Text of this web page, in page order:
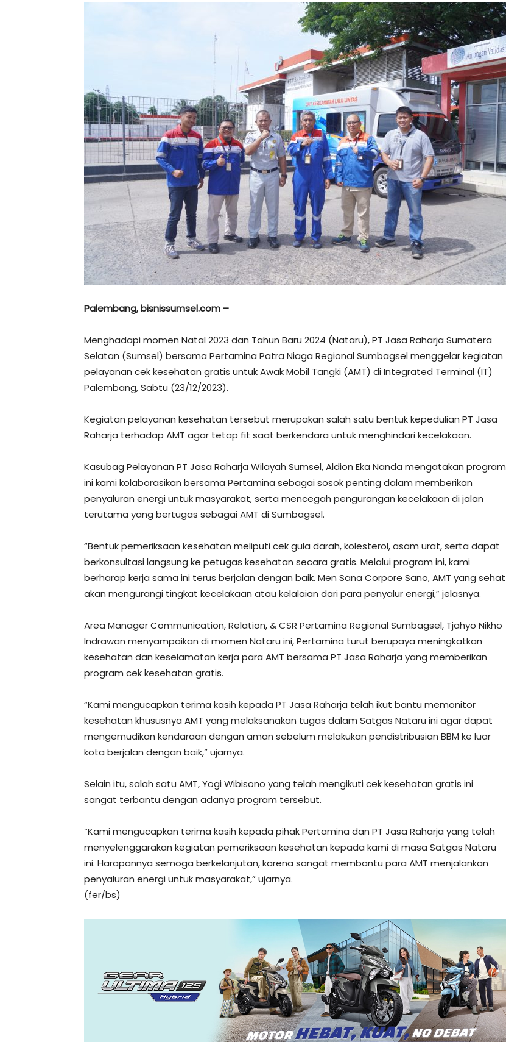
Palembang, bisnissumsel.com –
Menghadapi momen Natal 2023 dan Tahun Baru 2024 (Nataru), PT Jasa Raharja Sumatera
Selatan (Sumsel) bersama Pertamina Patra Niaga Regional Sumbagsel menggelar kegiatan
pelayanan cek kesehatan gratis untuk Awak Mobil Tangki (AMT) di Integrated Terminal (IT)
Palembang, Sabtu (23/12/2023).
Kegiatan pelayanan kesehatan tersebut merupakan salah satu bentuk kepedulian PT Jasa
Raharja terhadap AMT agar tetap fit saat berkendara untuk menghindari kecelakaan.
Kasubag Pelayanan PT Jasa Raharja Wilayah Sumsel, Aldion Eka Nanda mengatakan program
ini kami kolaborasikan bersama Pertamina sebagai sosok penting dalam memberikan
penyaluran energi untuk masyarakat, serta mencegah pengurangan kecelakaan di jalan
terutama yang bertugas sebagai AMT di Sumbagsel.
“Bentuk pemeriksaan kesehatan meliputi cek gula darah, kolesterol, asam urat, serta dapat
berkonsultasi langsung ke petugas kesehatan secara gratis. Melalui program ini, kami
berharap kerja sama ini terus berjalan dengan baik. Men Sana Corpore Sano, AMT yang sehat
akan mengurangi tingkat kecelakaan atau kelalaian dari para penyalur energi,” jelasnya.
Area Manager Communication, Relation, & CSR Pertamina Regional Sumbagsel, Tjahyo Nikho
Indrawan menyampaikan di momen Nataru ini, Pertamina turut berupaya meningkatkan
kesehatan dan keselamatan kerja para AMT bersama PT Jasa Raharja yang memberikan
program cek kesehatan gratis.
“Kami mengucapkan terima kasih kepada PT Jasa Raharja telah ikut bantu memonitor
kesehatan khususnya AMT yang melaksanakan tugas dalam Satgas Nataru ini agar dapat
mengemudikan kendaraan dengan aman sebelum melakukan pendistribusian BBM ke luar
kota berjalan dengan baik,” ujarnya.
Selain itu, salah satu AMT, Yogi Wibisono yang telah mengikuti cek kesehatan gratis ini
sangat terbantu dengan adanya program tersebut.
“Kami mengucapkan terima kasih kepada pihak Pertamina dan PT Jasa Raharja yang telah
menyelenggarakan kegiatan pemeriksaan kesehatan kepada kami di masa Satgas Nataru
ini. Harapannya semoga berkelanjutan, karena sangat membantu para AMT menjalankan
penyaluran energi untuk masyarakat,” ujarnya.
(fer/bs)